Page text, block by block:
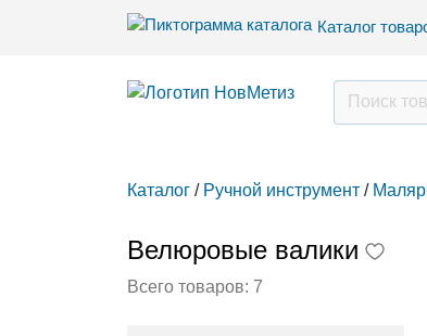
Каталог
Каталог / Ручной инструмент /
Велюровые валики
Всего товаров: 7